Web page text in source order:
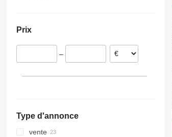
VariDiamant
VariOpal
Prix
–
Type d'annonce
vente